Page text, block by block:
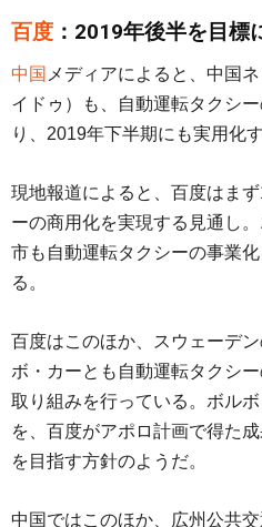
百度 ：2019年後半を目標
中国 メディアによると、中国
イドゥ）も、自動運転タクシ
り、2019年下半期にも実用化
現地報道によると、百度はま
ーの商用化を実現する見通し
市も自動運転タクシーの事業
る。
百度はこのほか、スウェーデ
ボ・カーとも自動運転タクシ
取り組みを行っている。ボル
を、百度がアポロ計画で得た
を目指す方針のようだ。
中国ではこのほか、広州公共